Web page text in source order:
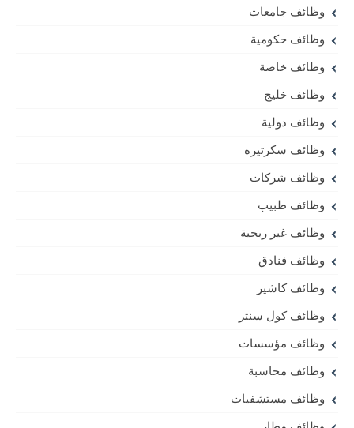
وظائف جامعات
وظائف حكومية
وظائف خاصة
وظائف خليج
وظائف دولية
وظائف سكرتيره
وظائف شركات
وظائف طبيب
وظائف غير ربحية
وظائف فنادق
وظائف كاشير
وظائف كول سنتر
وظائف مؤسسات
وظائف محاسبة
وظائف مستشفيات